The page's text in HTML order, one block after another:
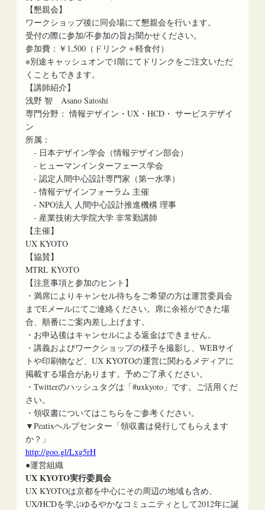
【懇親会】
ワークショップ後に同会場にて懇親会を行います。
受付の際に参加/不参加の旨お聞かせください。
参加費：￥1,500（ドリンク＋軽食付）
※別途キャッシュオンで1階にてドリンクをご注文いただ
くこともできます。
【講師紹介】
浅野 智 Asano Satoshi
専門分野： 情報デザイン・UX・HCD・ サービスデザイ
ン
所属：
- 日本デザイン学会（情報デザイン部会）
- ヒューマンインターフェース学会
- 認定人間中心設計専門家（第一水準）
- 情報デザインフォーラム 主催
- NPO法人 人間中心設計推進機構 理事
- 産業技術大学院大学 非常勤講師
【主催】
UX KYOTO
【協賛】
MTRL KYOTO
【注意事項と参加のヒント】
・満席によりキャンセル待ちをご希望の方は運営委員会
までEメールにてご連絡ください。席に余裕ができた場
合、順番にご案内差し上げます。
・お申込後はキャンセルによる返金はできません。
・講義およびワークショップの様子を撮影し、WEBサイ
トや印刷物など、UX KYOTOの運営に関わるメディアに
掲載する場合があります。予めご了承ください。
・Twitterのハッシュタグは「#uxkyoto」です。ご活用くだ
さい。
・領収書についてはこちらをご参考ください。
▼Peatixヘルプセンター「領収書は発行してもらえます
か？」
http://goo.gl/Lxg5rH
●運営組織
UX KYOTO実行委員会
UX KYOTOは京都を中心にその周辺の地域も含め、
UX/HCDを学ぶゆるやかなコミュニティとして2012年に誕